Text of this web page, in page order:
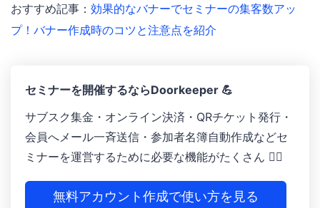
おすすめ記事： 効果的なバナーでセミナーの集客数アッ
プ！バナー作成時のコツと注意点を紹介
セミナーを開催するならDoorkeeper 💪
サブスク集金・オンライン決済 ・QRチケット発行 ・
会員へメール一斉送信 ・参加者名簿自動作成などセ
ミナーを運営するために必要な機能がたくさん 🙆‍♀️
無料アカウント作成で使い方を見る